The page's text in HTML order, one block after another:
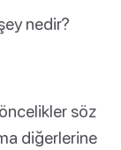
nedir?
söz
diğerlerine